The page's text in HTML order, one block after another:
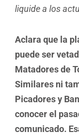
liquide a los
Aclara que la
puede ser
Matadores de
Similares ni
Picadores y
conocer el
comunicado.